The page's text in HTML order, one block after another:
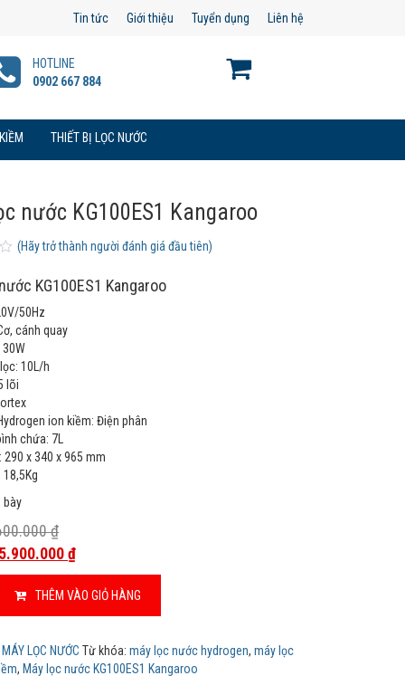
Tin tức Giới thiệu Tuyển dụng Liên hệ
HOTLINE
0902 667 884
THIẾT BỊ LỌC NƯỚC
nước KG100ES1 Kangaroo
(Hãy trở thành người đánh giá đầu tiên)
KG100ES1 Kangaroo
50Hz
cánh quay
10L/h
lõi
ion kiềm: Điện phân
chứa: 7L
290 x 340 x 965 mm
bày
₫
₫
THÊM VÀO GIỎ HÀNG
MÁY LỌC NƯỚC Từ khóa:máy lọc nước hydrogen,máy lọc
, Máy lọc nước KG100ES1 Kangaroo